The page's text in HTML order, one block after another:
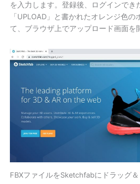
を入力します。登録後、ログインでき
「UPLOAD」と書かれたオレンジ色の
て、ブラウザ上でアップロード画面を
FBXファイルをSketchfabにドラッグ